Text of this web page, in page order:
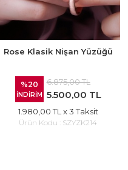
Rose Klasik Nişan Yüzüğü
%20
İNDİRİM
6.875,00 TL
5.500,00 TL
1.980,00 TL x 3 Taksit
Ürün Kodu : SZYZK214